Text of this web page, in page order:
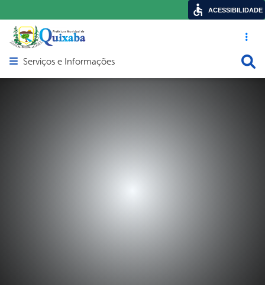
Acesso
Abrir menu principal de navegação
Serviços e Informações
ACESSIBILIDADE